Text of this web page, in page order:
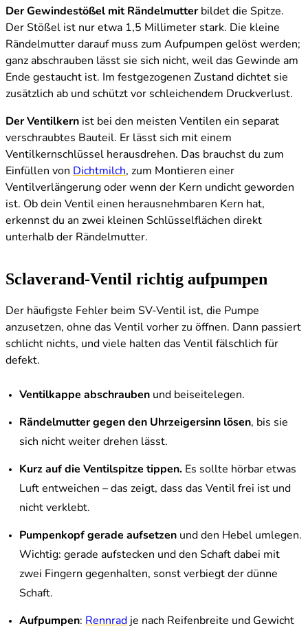
Der Gewindestößel mit Rändelmutterbildet die Spitze.
Der Stößel ist nur etwa 1,5 Millimeter stark. Die kleine
Rändelmutter darauf muss zum Aufpumpen gelöst werden;
ganz abschrauben lässt sie sich nicht, weil das Gewinde am
Ende gestaucht ist. Im festgezogenen Zustand dichtet sie
zusätzlich ab und schützt vor schleichendem Druckverlust.
Der Ventilkern ist bei den meisten Ventilen ein separat
verschraubtes Bauteil. Er lässt sich mit einem
Ventilkernschlüssel herausdrehen. Das brauchst du zum
Einfüllen von Dichtmilch, zum Montieren einer
Ventilverlängerung oder wenn der Kern undicht geworden
ist. Ob dein Ventil einen herausnehmbaren Kern hat,
erkennst du an zwei kleinen Schlüsselflächen direkt
unterhalb der Rändelmutter.
Sclaverand-Ventil richtig aufpumpen
Der häufigste Fehler beim SV-Ventil ist, die Pumpe
anzusetzen, ohne das Ventil vorher zu öffnen. Dann passiert
schlicht nichts, und viele halten das Ventil fälschlich für
defekt.
Ventilkappe abschrauben und beiseitelegen.
Rändelmutter gegen den Uhrzeigersinn lösen, bis sie
sich nicht weiter drehen lässt.
Kurz auf die Ventilspitze tippen. Es sollte hörbar etwas
Luft entweichen – das zeigt, dass das Ventil frei ist und
nicht verklebt.
Pumpenkopf gerade aufsetzen und den Hebel umlegen.
Wichtig: gerade aufstecken und den Schaft dabei mit
zwei Fingern gegenhalten, sonst verbiegt der dünne
Schaft.
Aufpumpen: Rennrad je nach Reifenbreite und Gewicht